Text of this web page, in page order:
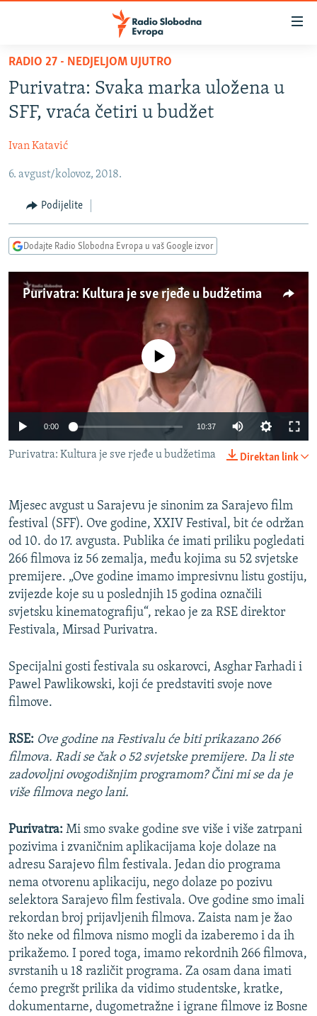
Pređite
glavni
sadržaj
na
navigaciju
Pređite
pretragu
BOSNA I HERCEGOVINA
KOSOVO
CRNA GORA
VIZUELNO
FOTOGALERIJE
INFOGRAFIKE
PODCASTI
RAT U UKRAJINI
KINA NA BALKANU
RSE PRIČE IZ SVIJETA
ISPRIČAJ MI
DNEVNO@RSE
VIŠE OD NASLOVA
GENOCID U SREBRENICI
POPLAVE I KLIZIŠTA U BIH 2024.
POST SCRIPTUM
MOJA EVROPA
TRI DECENIJE OD RATA U BIH
SVE KARTE DEJTONA
NASTANAK I RASPAD JUGOSLAVIJE
PRATITE NAS
RADIO 27 - NEDJELJOM UJUTRO
Purivatra: Svaka marka uložena u
SFF, vraća četiri u budžet
Ivan Katavić
6. avgust/kolovoz, 2018.
Podijelite
Dodajte Radio Slobodna Evropa u vaš Google izvor
Purivatra: Kultura je sve rjeđe u budžetima
No media source currently available
0:00 10:37
Direktan link
Purivatra: Kultura je sve rjeđe u budžetima
Mjesec avgust u Sarajevu je sinonim za Sarajevo film
festival (SFF). Ove godine, XXIV Festival, bit će održan
od 10. do 17. avgusta. Publika će imati priliku pogledati
266 filmova iz 56 zemalja, među kojima su 52 svjetske
premijere. „Ove godine imamo impresivnu listu gostiju,
zvijezde koje su u poslednjih 15 godina označili
svjetsku kinematografiju“, rekao je za RSE direktor
Festivala, Mirsad Purivatra.
Specijalni gosti festivala su oskarovci, Asghar Farhadi i
Pawel Pawlikowski, koji će predstaviti svoje nove
filmove.
RSE: Ove godine na Festivalu će biti prikazano 266
filmova. Radi se čak o 52 svjetske premijere. Da li ste
zadovoljni ovogodišnjim programom? Čini mi se da je
više filmova nego lani.
Purivatra: Mi smo svake godine sve više i više zatrpani
pozivima i zvaničnim aplikacijama koje dolaze na
adresu Sarajevo film festivala. Jedan dio programa
nema otvorenu aplikaciju, nego dolaze po pozivu
selektora Sarajevo film festivala. Ove godine smo imali
rekordan broj prijavljenih filmova. Zaista nam je žao
što neke od filmova nismo mogli da izaberemo i da ih
prikažemo. I pored toga, imamo rekordnih 266 filmova,
svrstanih u 18 različit programa. Za osam dana imati
ćemo pregršt prilika da vidimo studentske, kratke,
dokumentarne, dugometražne i igrane filmove iz Bosne